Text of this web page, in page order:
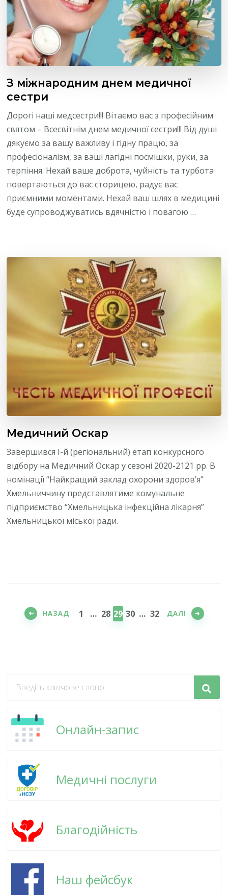
З міжнародним днем медичної
сестри
Дорогі наші медсестри!!! Вітаємо вас з професійним
святом – Всесвітнім днем медичної сестри!!! Від душі
дякуємо за вашу важливу і гідну працю, за
професіоналізм, за ваші лагідні посмішки, руки, за
терпіння. Нехай ваше доброта, чуйність та турбота
повертаються до вас сторицею, радує вас
приємними моментами. Нехай ваш шлях в медицині
буде супроводжуватись вдячністю і повагою …
Медичний Оскар
Завершився І-й (регіональний) етап конкурсного
відбору на Медичний Оскар у сезоні 2020-2121 рр. В
номінації “Найкращий заклад охорони здоров’я”
Хмельниччину представлятиме комунальне
підприємство “Хмельницька інфекційна лікарня”
Хмельницької міської ради.
НАЗАД СТОРІНКА
1 … СТОРІНКА
28 СТОРІНКА
29 СТОРІНКА
30 … СТОРІНКА
32 ДАЛІ
щось?
Онлайн-запис
Медичні послуги
Благодійність
Наш фейсбук